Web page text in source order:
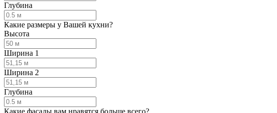
Глубина
Какие размеры у Вашей кухни?
Высота
Ширина 1
Ширина 2
Глубина
Какие фасады вам нравятся больше всего?